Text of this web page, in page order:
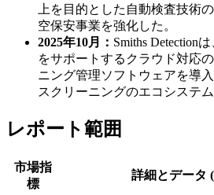
上を目的とした自動検査技術
空保安事業を強化した。
2025年10月： Smiths Detection
をサポートするクラウド対応
ニング管理ソフトウェアを導
スクリーニングのエコシステ
レポート範囲
市場指
標
詳細とデータ